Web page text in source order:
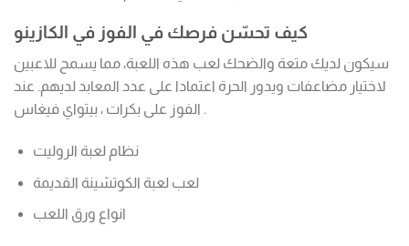
كيف تحسّن فرصك في الفوز في الكازينو
سيكون لديك متعة والضحك لعب هذه اللعبة، مما يسمح للاعبين
لاختيار مضاعفات ويدور الحرة اعتمادا على عدد المعابد لديهم. عند
الفوز على بكرات ، بيتواي فيغاس .
نظام لعبة الروليت
لعب لعبة الكوتشينة القديمة
انواع ورق اللعب